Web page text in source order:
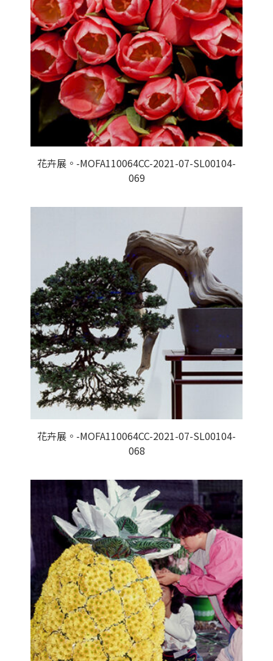
花卉展。-MOFA110064CC-2021-07-SL00104-
069
花卉展。-MOFA110064CC-2021-07-SL00104-
068